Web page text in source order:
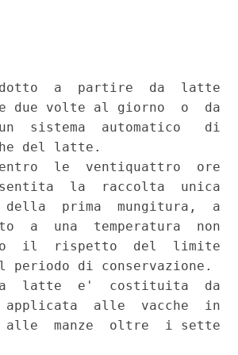
a  partire  da  latte
due volte al giorno  o  da
sistema  automatico   di
del latte.
le  ventiquattro  ore
la  raccolta  unica
prima  mungitura,  a
a  una  temperatura  non
il  rispetto  del  limite
periodo di conservazione.
latte  e'  costituita  da
alle  vacche  in
manze  oltre  i sette